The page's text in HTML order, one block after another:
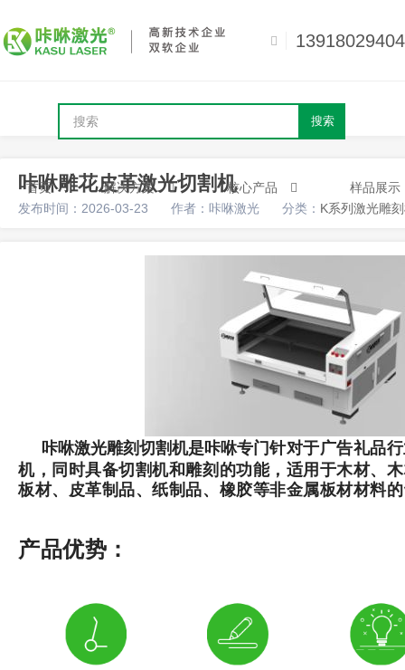
13918029404
搜索
首页 解决方案 核心产品 样品展示
咔咻雕花皮革激光切割机
发布时间：2026-03-23 作者：咔咻激光 分类： K系列激光雕
咔咻激光雕刻切割机是咔咻专门针对于广告礼品
机，同时具备切割机和雕刻的功能，适用于木材、
板材、皮革制品、纸制品、橡胶等非金属板材材料
产品优势 ：